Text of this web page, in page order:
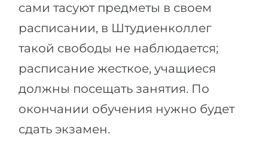
сами тасуют предметы в своем
расписании, в Штудиенколлег
такой свободы не наблюдается;
расписание жесткое, учащиеся
должны посещать занятия. По
окончании обучения нужно будет
сдать экзамен.